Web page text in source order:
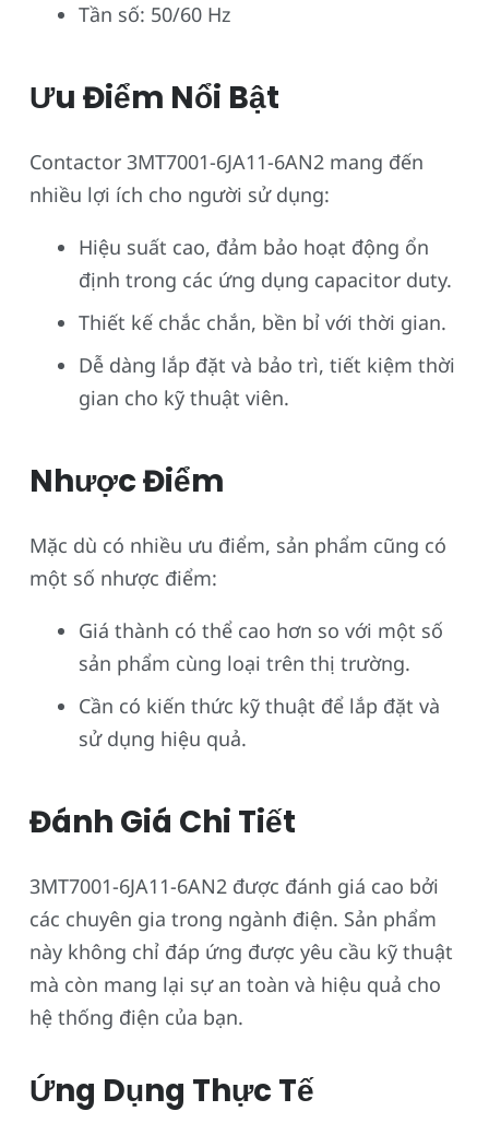
Tần số: 50/60 Hz
Ưu Điểm Nổi Bật
Contactor 3MT7001-6JA11-6AN2 mang đến
nhiều lợi ích cho người sử dụng:
Hiệu suất cao, đảm bảo hoạt động ổn
định trong các ứng dụng capacitor duty.
Thiết kế chắc chắn, bền bỉ với thời gian.
Dễ dàng lắp đặt và bảo trì, tiết kiệm thời
gian cho kỹ thuật viên.
Nhược Điểm
Mặc dù có nhiều ưu điểm, sản phẩm cũng có
một số nhược điểm:
Giá thành có thể cao hơn so với một số
sản phẩm cùng loại trên thị trường.
Cần có kiến thức kỹ thuật để lắp đặt và
sử dụng hiệu quả.
Đánh Giá Chi Tiết
3MT7001-6JA11-6AN2 được đánh giá cao bởi
các chuyên gia trong ngành điện. Sản phẩm
này không chỉ đáp ứng được yêu cầu kỹ thuật
mà còn mang lại sự an toàn và hiệu quả cho
hệ thống điện của bạn.
Ứng Dụng Thực Tế